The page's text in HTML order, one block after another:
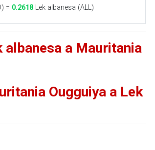
= 0.2618Lek albanesa (ALL)
a Mauritania
Ougguiya a Lek